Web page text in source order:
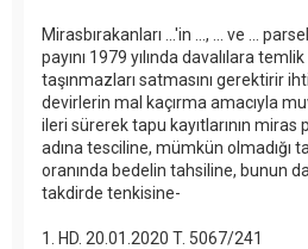
Mirasbırakanları ...'in ..., ... ve ...
payını 1979 yılında davalılara
taşınmazları satmasını gerektirir
devirlerin mal kaçırma amacıyla
ileri sürerek tapu kayıtlarının miras
adına tesciline, mümkün olmadığı
oranında bedelin tahsiline, bunun
takdirde tenkisine-
1. HD. 20.01.2020 T. 5067/241